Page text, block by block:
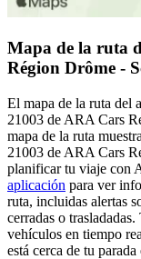
Mapa de la ruta
Région Drôme -
El mapa de la ruta del
21003 de ARA Cars
mapa de la ruta
21003 de ARA Cars
planificar tu viaje con
aplicación para ver
ruta, incluidas alertas
cerradas o
vehículos en tiempo
está cerca de tu